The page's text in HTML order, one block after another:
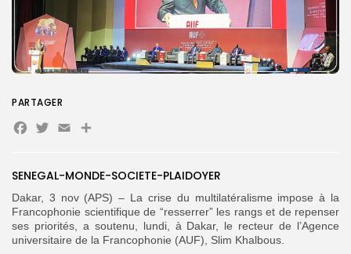
Search
for:
Search
Button
FR
SENEGAL-MONDE-SOCIETE-PLAIDOYER
Dakar, 3 nov (APS) – La crise du multilatéralisme impose à la
Francophonie scientifique de “resserrer” les rangs et de repenser
ses priorités, a soutenu, lundi, à Dakar, le recteur de l’Agence
universitaire de la Francophonie (AUF), Slim Khalbous.
PARTAGER
Facebook
Twitter
EmailPartager